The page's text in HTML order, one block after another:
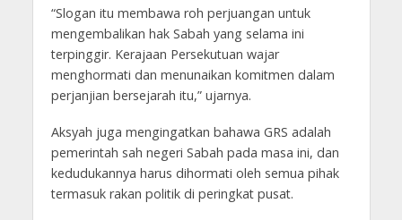
“Slogan itu membawa roh perjuangan untuk
mengembalikan hak Sabah yang selama ini
terpinggir. Kerajaan Persekutuan wajar
menghormati dan menunaikan komitmen dalam
perjanjian bersejarah itu,” ujarnya.
Aksyah juga mengingatkan bahawa GRS adalah
pemerintah sah negeri Sabah pada masa ini, dan
kedudukannya harus dihormati oleh semua pihak
termasuk rakan politik di peringkat pusat.